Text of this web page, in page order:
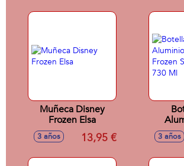
Muñeca Disney
Frozen Elsa
3 años 13,95 € 3 años